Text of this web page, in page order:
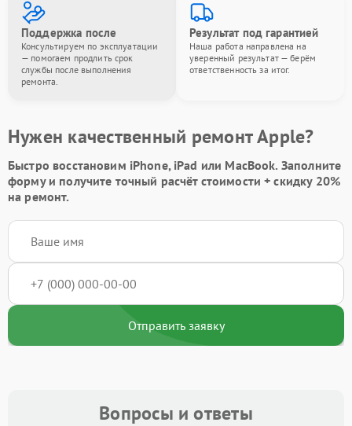
Поддержка после
Консультируем по эксплуатации
— помогаем продлить срок
службы после выполнения
ремонта.
Результат под гарантией
Наша работа направлена на
уверенный результат — берём
ответственность за итог.
Нужен качественный ремонт Apple?
Быстро восстановим iPhone, iPad или MacBook. Заполните
формуи получите точный расчёт стоимости +скидку 20%
на ремонт.
Отправить заявку
Вопросы и ответы